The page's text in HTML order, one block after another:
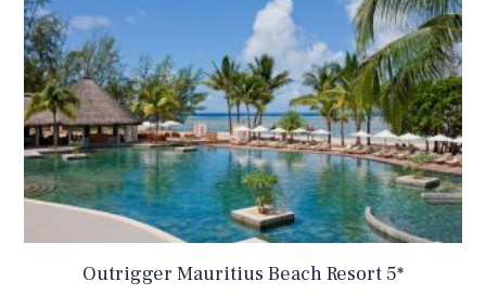
Outrigger Mauritius Beach Resort 5*